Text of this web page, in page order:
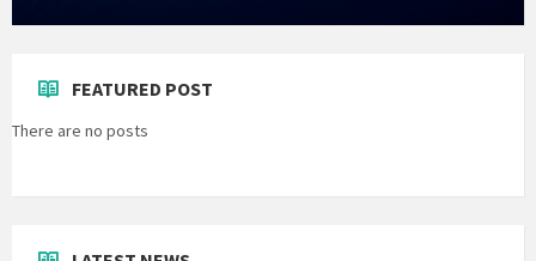
FEATURED POST
There are no posts